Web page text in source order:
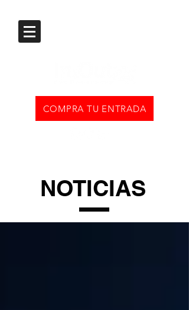
COMPRA TU ENTRADA
NOTICIAS